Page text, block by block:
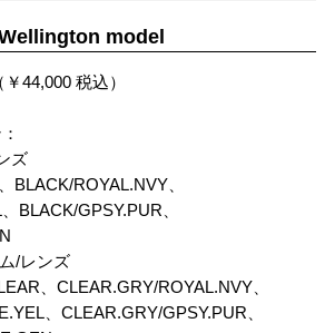
model
44,000 税込）
ズ
BLACK/ROYAL.NVY、
BLACK/GPSY.PUR、
/レンズ
、CLEAR.GRY/ROYAL.NVY、
、CLEAR.GRY/GPSY.PUR、